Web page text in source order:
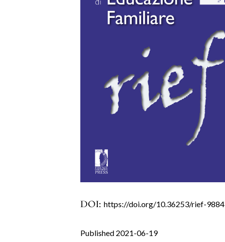
DOI:https://doi.org/10.36253/rief-9884
Published 2021-06-19